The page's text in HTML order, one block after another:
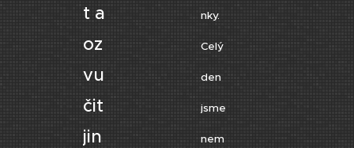
t a
oz
vu
čit
jin
nky.
Celý
den
jsme
nem